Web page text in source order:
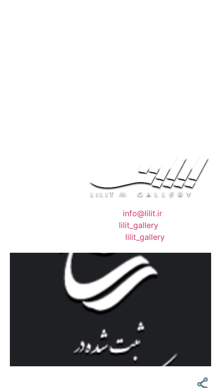
info@lilit.ir
lilit_gallery
lilit_gallery